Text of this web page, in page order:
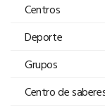
Centros
Deporte
Grupos
Centro de